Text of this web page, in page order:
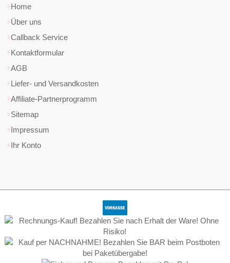
Home
Über uns
Callback Service
Kontaktformular
AGB
Liefer- und Versandkosten
Affiliate-Partnerprogramm
Sitemap
Impressum
Ihr Konto